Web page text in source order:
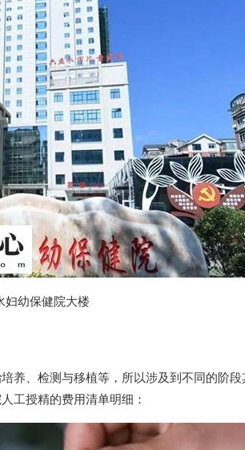
妇幼保健院大楼
养、检测与移植等，所以涉及到不同的阶
工授精的费用清单明细：